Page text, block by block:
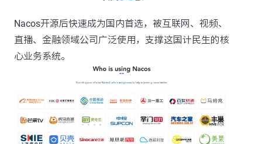
Nacos开源后快速成为国内首选，被互联网、视频、
直播、金融领域公司广泛使用，支撑这国计民生的核
心业务系统。